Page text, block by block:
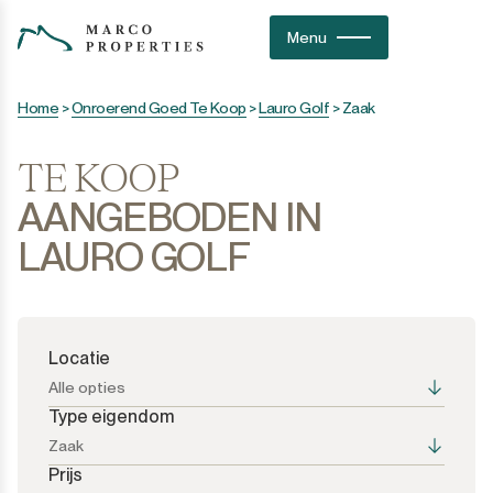
Menu
Home >Onroerend Goed Te Koop >Lauro Golf >Zaak
TE KOOP
AANGEBODEN IN
LAURO GOLF
Locatie
Alle opties
Alle opties
Type eigendom
Zaak
Alle opties
Prijs